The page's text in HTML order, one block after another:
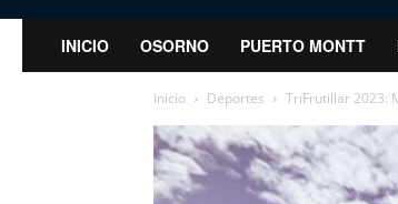
INICIO OSORNO PUERTO MONTT
Inicio Deportes TriFrutillar 2023: